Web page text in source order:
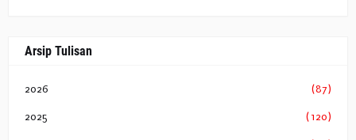
Arsip Tulisan
2026 (87)
2025 (120)